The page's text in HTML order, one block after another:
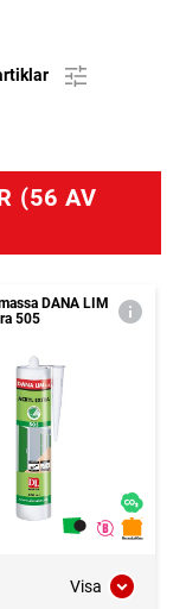
(56 AV
DANA LIM
505
Visa